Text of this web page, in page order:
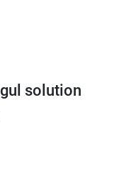
solution